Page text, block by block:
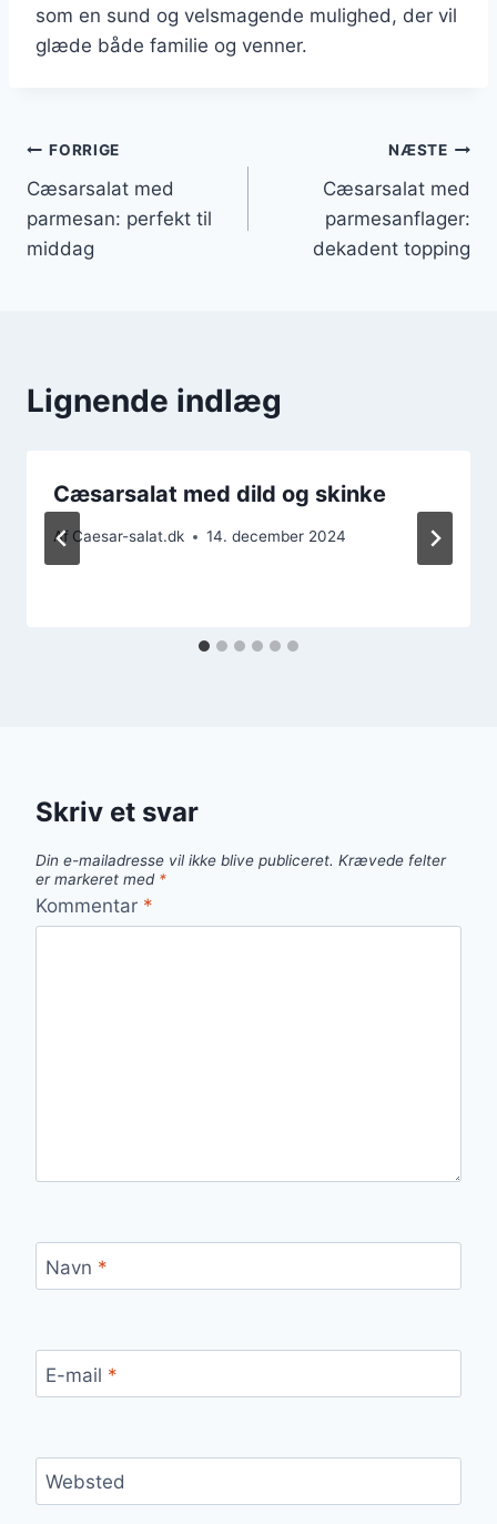
som en sund og velsmagende mulighed, der vil
glæde både familie og venner.
Indlægsnavigation
FORRIGE
Cæsarsalat med
parmesan: perfekt til
middag
NÆSTE
Cæsarsalat med
parmesanflager:
dekadent topping
Lignende indlæg
Cæsarsalat med dild og skinke
Af Caesar-salat.dk 14. december 2024
Skriv et svar
Din e-mailadresse vil ikke blive publiceret. Krævede felter
er markeret med *
Kommentar *
Navn *
E-mail *
Websted